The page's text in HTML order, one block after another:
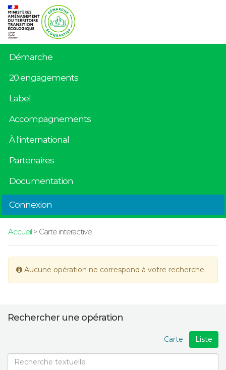
Démarche
20 engagements
Label
Accompagnements
À l'international
Partenaires
Documentation
Connexion
Accueil> Carte interactive
Aucune opération ne correspond à votre recherche
Rechercher une opération
Liste
Carte